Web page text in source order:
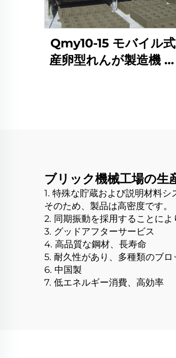
Qmy10-15 モバイル式
産卵型れんが製造機 イ
ブリック機械工場の生
1. 特殊な貯蔵および説明材料
そのため、製品は高密度です。
2. 同期振動を採用することに
3. グッドアフターサービス
4. 高品質な鋼材、長寿命
5. 耐久性があり、多種類のブ
6. 中国製
7. 低エネルギー消費、高効率